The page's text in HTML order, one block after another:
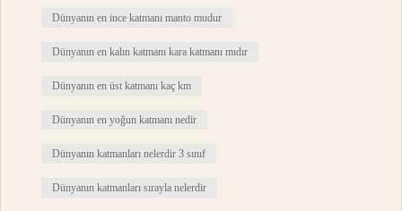
Dünyanın en ince katmanı manto mudur
Dünyanın en kalın katmanı kara katmanı mıdır
Dünyanın en üst katmanı kaç km
Dünyanın en yoğun katmanı nedir
Dünyanın katmanları nelerdir 3 sınıf
Dünyanın katmanları sırayla nelerdir